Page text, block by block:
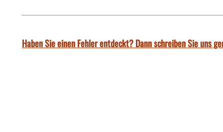
Haben Sie einen Fehler entdeckt? Dann schreiben Sie uns